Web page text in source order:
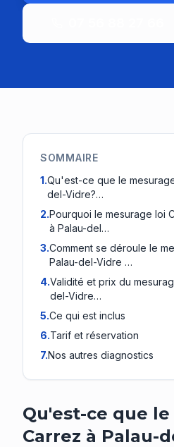
SOMMAIRE
1.Qu'est-ce que le
del-Vidre?…
2.Pourquoi le mesurage loi
à Palau-del…
3.Comment se déroule le
Palau-del-Vidre …
4.Validité et prix du
del-Vidre…
5.Ce qui est inclus
6.Tarif et réservation
7.Nos autres diagnostics
Qu'est-ce que
Carrez à Palau-